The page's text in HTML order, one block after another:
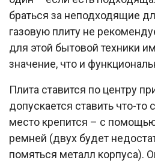
браться за неподходящие
газовую плиту не
для этой бытовой техники
значение, что и
Плита ставится по центру
допускается ставить что-то
место крепится – с
ремней (двух будет
помяться металл корпуса).